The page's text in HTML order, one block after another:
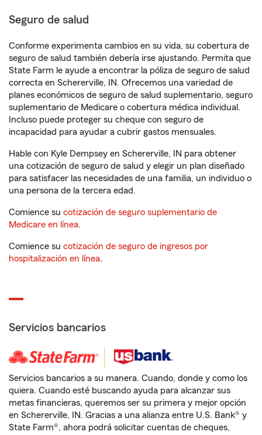
Seguro de salud
Conforme experimenta cambios en su vida, su cobertura de
seguro de salud también debería irse ajustando. Permita que
State Farm le ayude a encontrar la póliza de seguro de salud
correcta en Schererville, IN. Ofrecemos una variedad de
planes económicos de seguro de salud suplementario, seguro
suplementario de Medicare o cobertura médica individual.
Incluso puede proteger su cheque con seguro de
incapacidad para ayudar a cubrir gastos mensuales.
Hable con Kyle Dempsey en Schererville, IN para obtener
una cotización de seguro de salud y elegir un plan diseñado
para satisfacer las necesidades de una familia, un individuo o
una persona de la tercera edad.
Comience su cotización de seguro suplementario de
Medicare en línea.
Comience su cotización de seguro de ingresos por
hospitalización en línea.
Servicios bancarios
Servicios bancarios a su manera. Cuando, donde y como los
quiera. Cuando esté buscando ayuda para alcanzar sus
metas financieras, queremos ser su primera y mejor opción
en Schererville, IN. Gracias a una alianza entre U.S. Bank® y
State Farm®, ahora podrá solicitar cuentas de cheques,